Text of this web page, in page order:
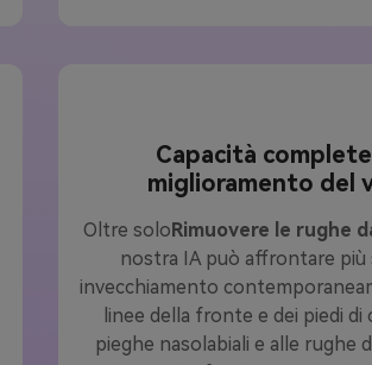
Capacità
miglioramento del
Oltre soloRimuovere le rughe
nostra IA può affrontare più
invecchiamento
linee della fronte e dei piedi di
pieghe nasolabiali e alle rughe